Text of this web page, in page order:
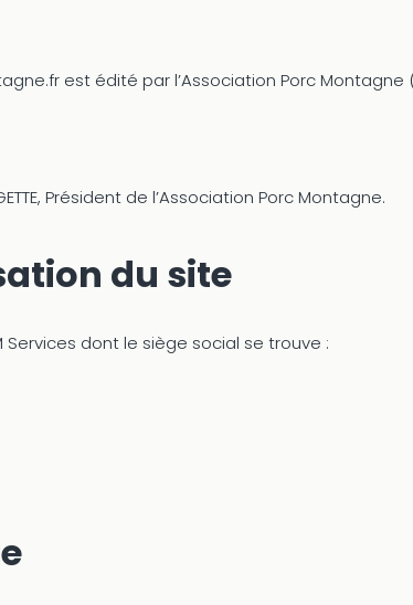
est édité par l’Association Porc Montagne
Président de l’Association Porc Montagne.
du site
dont le siège social se trouve :